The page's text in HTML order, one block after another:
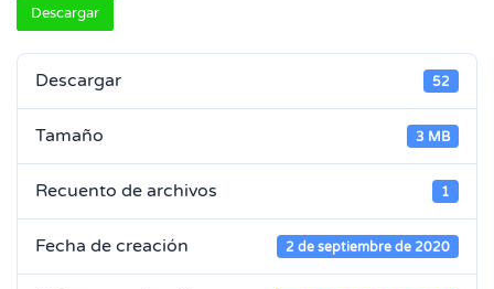
Descargar
Descargar 52
Tamaño 3 MB
Recuento de archivos 1
Fecha de creación 2 de septiembre de 2020